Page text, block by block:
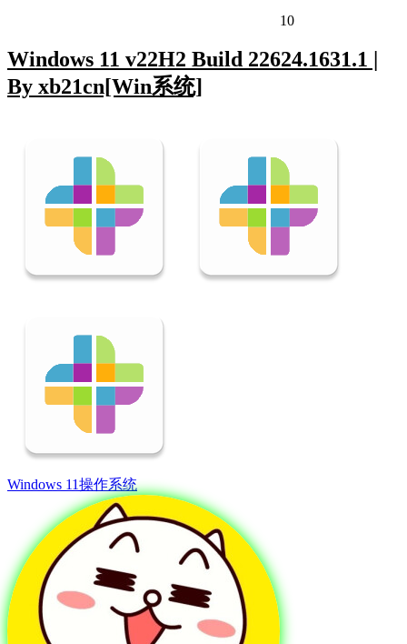
10
Windows 11 v22H2 Build 22624.1631.1 |
By xb21cn[Win系统]
Windows 11操作系统